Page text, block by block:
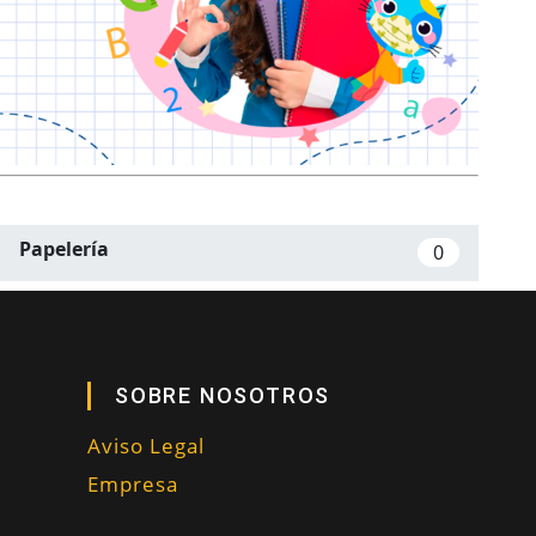
Papelería 0
SOBRE NOSOTROS
Aviso Legal
Empresa